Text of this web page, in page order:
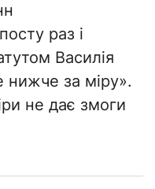
раз і
Василія
нижче за міру».
не дає змоги